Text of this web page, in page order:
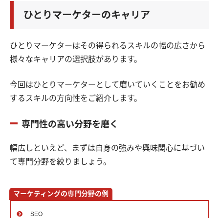
ひとりマーケターのキャリア
ひとりマーケターはその得られるスキルの幅の広さから
様々なキャリアの選択肢があります。
今回はひとりマーケターとして磨いていくことをお勧め
するスキルの方向性をご紹介します。
専門性の高い分野を磨く
幅広しといえど、まずは自身の強みや興味関心に基づい
て専門分野を絞りましょう。
マーケティングの専門分野の例
SEO